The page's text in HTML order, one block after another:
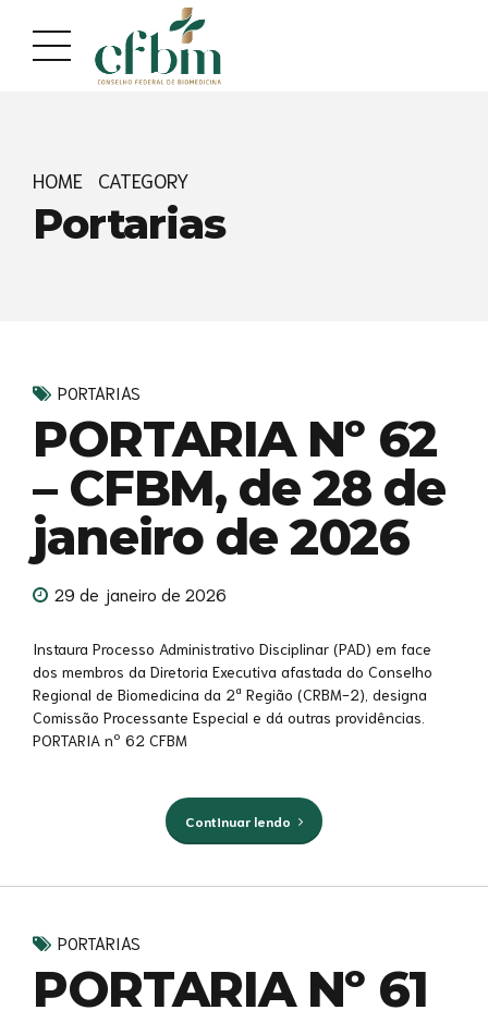
conteúdo
navegação
HOME CATEGORY
Portarias
PORTARIAS
PORTARIA Nº 62
– CFBM, de 28 de
janeiro de 2026
29 de janeiro de 2026
Instaura Processo Administrativo Disciplinar (PAD) em face
dos membros da Diretoria Executiva afastada do Conselho
Regional de Biomedicina da 2ª Região (CRBM-2), designa
Comissão Processante Especial e dá outras providências.
PORTARIA nº 62 CFBM
Continuar lendo
PORTARIAS
PORTARIA Nº 61